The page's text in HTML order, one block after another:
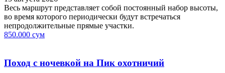
Весь маршрут представляет собой постоянный набор высоты,
во время которого периодически будут встречаться
непродолжительные прямые участки.
850.000 сум
Поход с ночевкой на Пик охотничий